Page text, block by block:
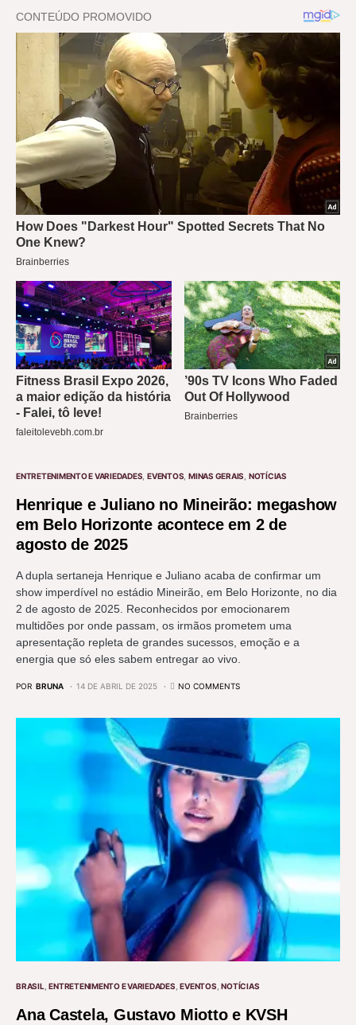
ENTRETENIMENTO E VARIEDADES EVENTOS MINAS GERAIS NOTÍCIAS
Henrique e Juliano no Mineirão: megashow
em Belo Horizonte acontece em 2 de
agosto de 2025
A dupla sertaneja Henrique e Juliano acaba de confirmar um
show imperdível no estádio Mineirão, em Belo Horizonte, no dia
2 de agosto de 2025. Reconhecidos por emocionarem
multidões por onde passam, os irmãos prometem uma
apresentação repleta de grandes sucessos, emoção e a
energia que só eles sabem entregar ao vivo.
POR BRUNA 14 DE ABRIL DE 2025 NO COMMENTS
BRASIL ENTRETENIMENTO E VARIEDADES EVENTOS NOTÍCIAS
Ana Castela, Gustavo Miotto e KVSH